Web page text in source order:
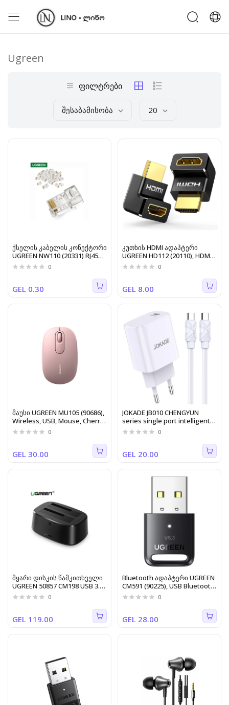
Ugreen
ფილტრები
Შესაბამისობა 20
ქსელის კაბელის კონექტორი
UGREEN NW110 (20331) RJ45
Network Connector for UTP
Cat 5, Cat 5e 50pcs
0
GEL 0.30
კუთხის HDMI ადაპტერი
UGREEN HD112 (20110), HDMI
4K Adapter Male to Female
Up-angled, Black
0
GEL 8.00
მაუსი UGREEN MU105 (90686),
Wireless, USB, Mouse, Cherry
Pink
0
GEL 30.00
JOKADE JB010 CHENGYUN
series single port intelligent
PD20W charger set (Type-C to
lightning)(EU)
0
GEL 20.00
მყარი დისკის წამკითხველი
UGREEN 50857 CM198 USB 3.0
to SATA Dual-Bay Hard Drive
Docking Station 50857
0
GEL 119.00
Bluetooth ადაპტერი UGREEN
CM591 (90225), USB Bluetooth
Adapter, Black
0
GEL 28.00